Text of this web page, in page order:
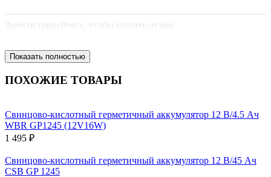
Зарегистрируйтесь, чтобы создать отзыв.
Показать полностью
ПОХОЖИЕ ТОВАРЫ
Свинцово-кислотный герметичный аккумулятор 12 В/4.5 Ач
WBR GP1245 (12V16W)
1 495 ₽
Свинцово-кислотный герметичный аккумулятор 12 В/45 Ач
CSB GP 1245